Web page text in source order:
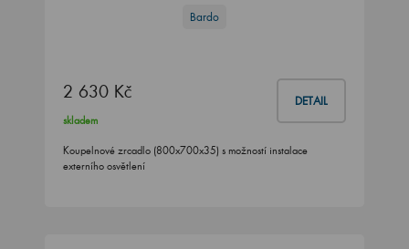
Bardo
2 630 Kč DETAIL
skladem
Koupelnové zrcadlo (800x700x35) s možností instalace
externího osvětlení